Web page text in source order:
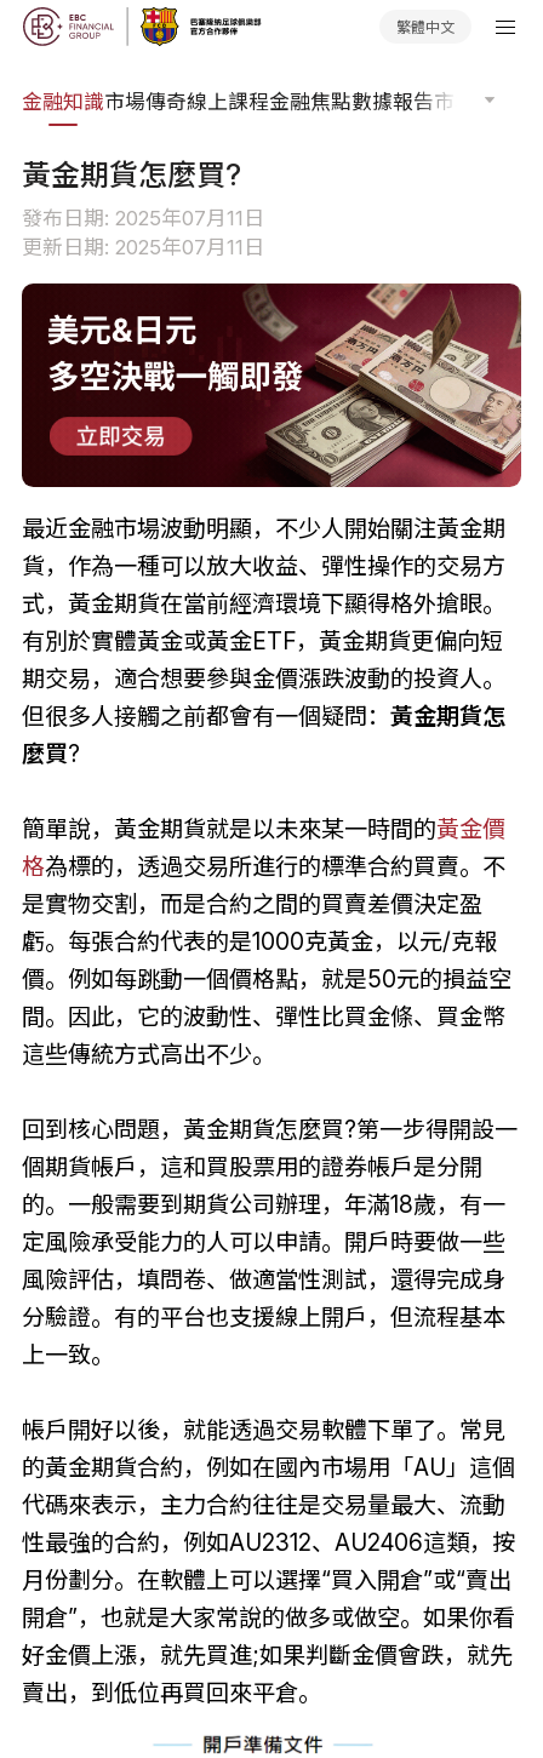
繁體中文
金融知識市場傳奇線上課程金融焦點數據報告市場分析
黃金期貨怎麼買?
發布日期: 2025年07月11日
更新日期: 2025年07月11日
最近金融市場波動明顯，不少人開始關注黃金期
貨，作為一種可以放大收益、彈性操作的交易方
式，黃金期貨在當前經濟環境下顯得格外搶眼。
有別於實體黃金或黃金ETF，黃金期貨更偏向短
期交易，適合想要參與金價漲跌波動的投資人。
但很多人接觸之前都會有一個疑問： 黃金期貨怎
麼買?
簡單說，黃金期貨就是以未來某一時間的黃金價
格為標的，透過交易所進行的標準合約買賣。不
是實物交割，而是合約之間的買賣差價決定盈
虧。每張合約代表的是1000克黃金，以元/克報
價。例如每跳動一個價格點，就是50元的損益空
間。因此，它的波動性、彈性比買金條、買金幣
這些傳統方式高出不少。
回到核心問題，黃金期貨怎麼買?第一步得開設一
個期貨帳戶，這和買股票用的證券帳戶是分開
的。一般需要到期貨公司辦理，年滿18歲，有一
定風險承受能力的人可以申請。開戶時要做一些
風險評估，填問卷、做適當性測試，還得完成身
分驗證。有的平台也支援線上開戶，但流程基本
上一致。
帳戶開好以後，就能透過交易軟體下單了。常見
的黃金期貨合約，例如在國內市場用「AU」這個
代碼來表示，主力合約往往是交易量最大、流動
性最強的合約，例如AU2312、AU2406這類，按
月份劃分。在軟體上可以選擇“買入開倉”或“賣出
開倉”，也就是大家常說的做多或做空。如果你看
好金價上漲，就先買進;如果判斷金價會跌，就先
賣出，到低位再買回來平倉。